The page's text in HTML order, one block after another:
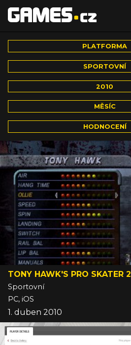
PLATFORMA
SPORTOVNÍ
2010
MĚSÍC
HODNOCENÍ
TONY HAWK'S PRO SKATER 2
Sportovní
PC, iOS
1. duben 2010